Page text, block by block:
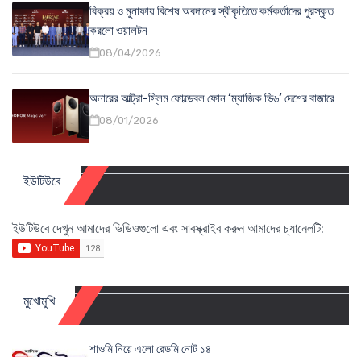
বিক্রয় ও মুনাফায় বিশেষ অবদানের স্বীকৃতিতে কর্মকর্তাদের পুরস্কৃত
করলো ওয়ালটন
08/04/2026
অনারের আল্ট্রা-স্লিম ফোল্ডেবল ফোন ‘ম্যাজিক ভি৬’ দেশের বাজারে
08/01/2026
ইউটিউবে
ইউটিউবে দেখুন আমাদের ভিডিওগুলো এবং সাবস্ক্রাইব করুন আমাদের চ্যানেলটি:
মুখোমুখি
শাওমি নিয়ে এলো রেডমি নোট ১৪